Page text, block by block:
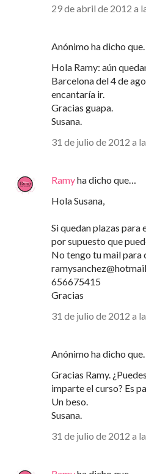
29 de abril de 2012 a
Anónimo ha dicho
Hola Ramy: aún
Barcelona del 4 de
encantaría ir.
Gracias guapa.
Susana.
31 de julio de 2012 a
Ramyha dicho que…
Hola Susana,
Si quedan plazas
por supuesto que
No tengo tu mail para
656675415
Gracias
31 de julio de 2012 a
Anónimo ha dicho
Gracias Ramy.
imparte el curso? Es
Un beso.
Susana.
31 de julio de 2012 a